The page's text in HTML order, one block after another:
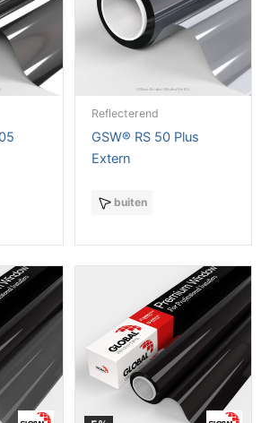
Reflecterend
GSW® RS 50 Plus
Extern
buiten